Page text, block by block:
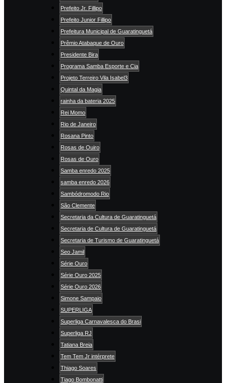
Prefeito Jr. Fillipo
Prefeito Junior Fillipo
Prefeitura Municipal de Guaratinguetá
Prêmio Atabaque de Ouro
Presidente Bira
Programa Samba Esporte e Cia
Projeto Terreiro Vila Isabel3
Quintal da Magia
rainha da bateria 2025
Rei Momo
Rio de Janeiro
Rosana Pinto
Rosas de Ouiro
Rosas de Ouro
Samba enredo 2025
samba enredo 2026
Sambódromodo Rio
São Clemente
Secretaria da Cultura de Guaratinguetá
Secretaria de Cultura de Guaratinguetá
Secretaria de Turismo de Guaratinguetá
Seo Jamil
Série Ouro
Série Ouro 2025
Série Ouro 2026
Simone Sampaio
SUPERLIGA
Superliga Carnavalesca do Brasi
Superliga RJ
Tatiana Breia
Tem Tem Jr intérprete
Thiago Soares
Tiago Bombonatti